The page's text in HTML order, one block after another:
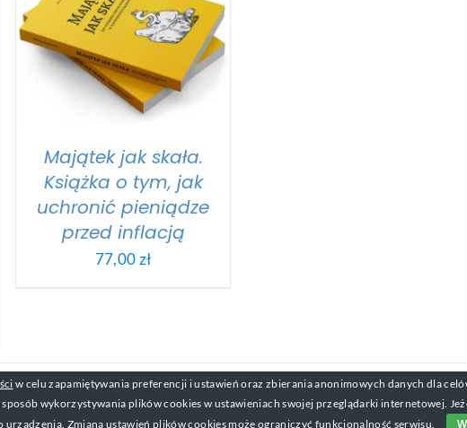
Majątek jak skała.
Książka o tym, jak
uchronić pieniądze
przed inflacją
77,00zł
2017-2019 Michał Mackiewicz Kontakt:
w celu zapamiętywania preferencji i ustawień oraz zbierania anonimowych danych dla
wykorzystywania plików cookies w ustawieniach swojej przeglądarki internetowej.
urządzenia. Zmiana ustawień plików cookies może ograniczyć funkcjonalność serwisu.